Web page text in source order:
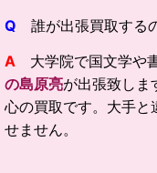
Q 誰が出張買取する
A 大学院で国文学や
の島原亮が出張致しま
心の買取です。大手と
せません。